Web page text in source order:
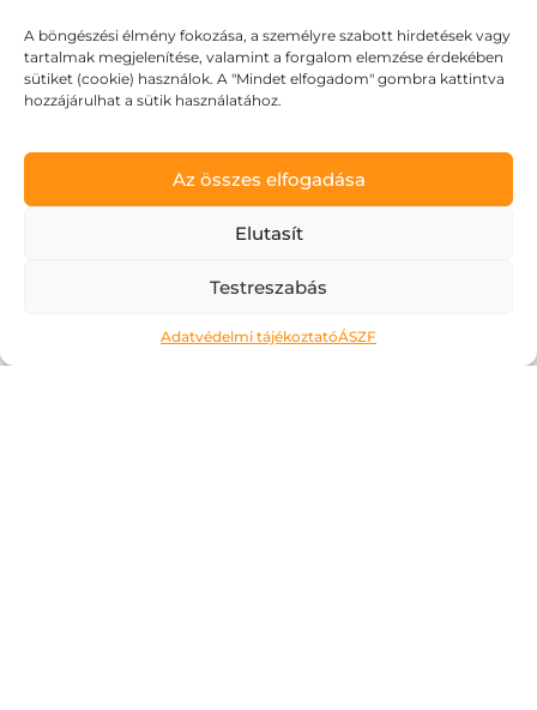
A böngészési élmény fokozása, a személyre szabott hirdetések vagy
tartalmak megjelenítése, valamint a forgalom elemzése érdekében
sütiket (cookie) használok. A "Mindet elfogadom" gombra kattintva
hozzájárulhat a sütik használatához.
Az összes elfogadása
Elutasít
Testreszabás
Adatvédelmi tájékoztatóÁSZF
Tombol a nyár, dübörög a